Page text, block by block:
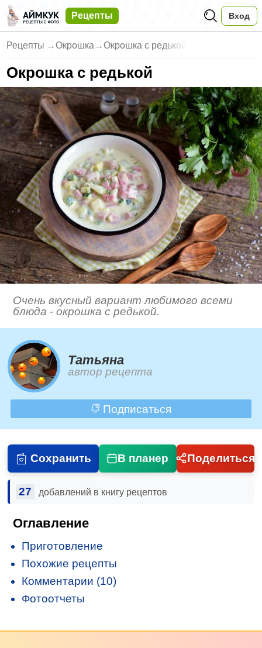
Рецепты Вход
Рецепты →Окрошка →Окрошка с редькой
Окрошка с редькой
Очень вкусный вариант любимого всеми
блюда - окрошка с редькой.
Татьяна
автор рецепта
Подписаться
Сохранить В планер Поделиться
27 добавлений в книгу рецептов
Оглавление
Приготовление
Похожие рецепты
Комментарии (10)
Фотоотчеты